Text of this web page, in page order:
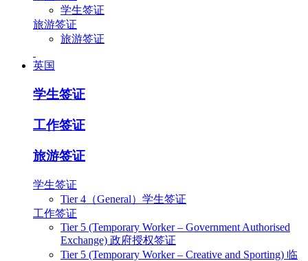
学生签证
旅游签证
旅游签证
英国
学生签证
工作签证
旅游签证
学生签证
Tier 4（General）学生签证
工作签证
Tier 5 (Temporary Worker – Government Authorised
Exchange) 政府授权签证
Tier 5 (Temporary Worker – Creative and Sporting) 临